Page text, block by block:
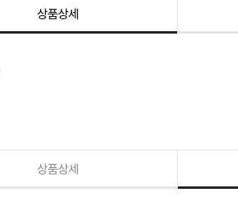
상품상세
상품상세